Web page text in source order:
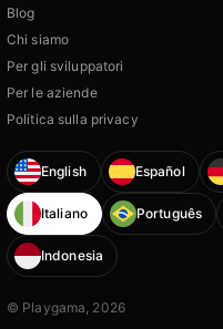
Blog
Chi siamo
Per gli sviluppatori
Per le aziende
Politica sulla privacy
English Español
Italiano Português
Indonesia
© Playgama, 2026